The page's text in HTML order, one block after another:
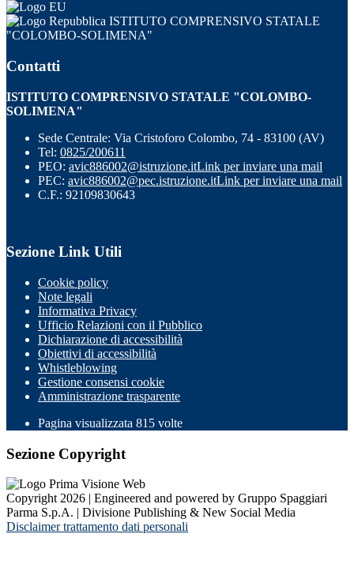
ISTITUTO COMPRENSIVO STATALE
"COLOMBO-SOLIMENA"
Contatti
ISTITUTO COMPRENSIVO STATALE "COLOMBO-
SOLIMENA"
Sede Centrale: Via Cristoforo Colombo, 74 - 83100 (AV)
Tel: 0825/200611
PEO: avic886002@istruzione.itLink per inviare una mail
PEC: avic886002@pec.istruzione.itLink per inviare una mail
C.F.: 92109830643
Sezione Link Utili
Cookie policy
Note legali
Informativa Privacy
Ufficio Relazioni con il Pubblico
Dichiarazione di accessibilità
Obiettivi di accessibilità
Whistleblowing
Gestione consensi cookie
Amministrazione trasparente
Pagina visualizzata 815 volte
Sezione Copyright
Copyright 2026 | Engineered and powered by Gruppo Spaggiari
Parma S.p.A. | Divisione Publishing & New Social Media
Disclaimer trattamento dati personali